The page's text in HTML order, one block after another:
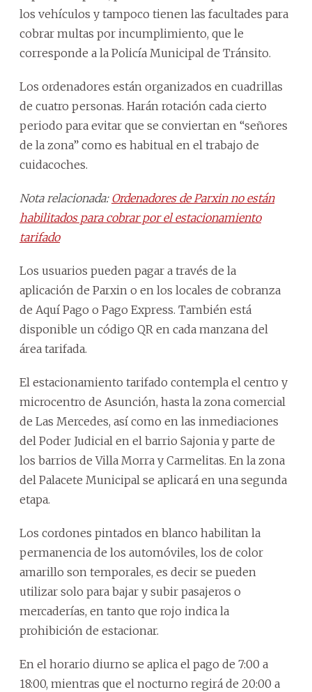
los vehículos y tampoco tienen las facultades para
cobrar multas por incumplimiento, que le
corresponde a la Policía Municipal de Tránsito.
Los ordenadores están organizados en cuadrillas
de cuatro personas. Harán rotación cada cierto
periodo para evitar que se conviertan en “señores
de la zona” como es habitual en el trabajo de
cuidacoches.
Nota relacionada: Ordenadores de Parxin no están
habilitados para cobrar por el estacionamiento
tarifado
Los usuarios pueden pagar a través de la
aplicación de Parxin o en los locales de cobranza
de Aquí Pago o Pago Express. También está
disponible un código QR en cada manzana del
área tarifada.
El estacionamiento tarifado contempla el centro y
microcentro de Asunción, hasta la zona comercial
de Las Mercedes, así como en las inmediaciones
del Poder Judicial en el barrio Sajonia y parte de
los barrios de Villa Morra y Carmelitas. En la zona
del Palacete Municipal se aplicará en una segunda
etapa.
Los cordones pintados en blanco habilitan la
permanencia de los automóviles, los de color
amarillo son temporales, es decir se pueden
utilizar solo para bajar y subir pasajeros o
mercaderías, en tanto que rojo indica la
prohibición de estacionar.
En el horario diurno se aplica el pago de 7:00 a
18:00, mientras que el nocturno regirá de 20:00 a